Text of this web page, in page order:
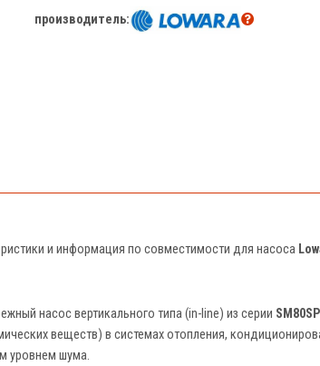
производитель:
и информация по совместимости для насоса
насос вертикального типа (in-line) из серии SM80SP
веществ) в системах отопления,
уровнем шума.